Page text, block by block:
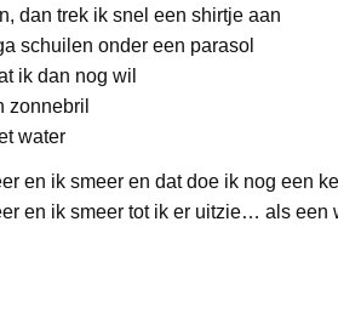
dan trek ik snel een shirtje aan
schuilen onder een parasol
ik dan nog wil
zonnebril
water
en ik smeer en dat doe ik nog een
en ik smeer tot ik er uitzie… als een